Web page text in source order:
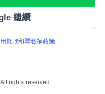
繼續
條款和 隱私權政策
rights reserved.